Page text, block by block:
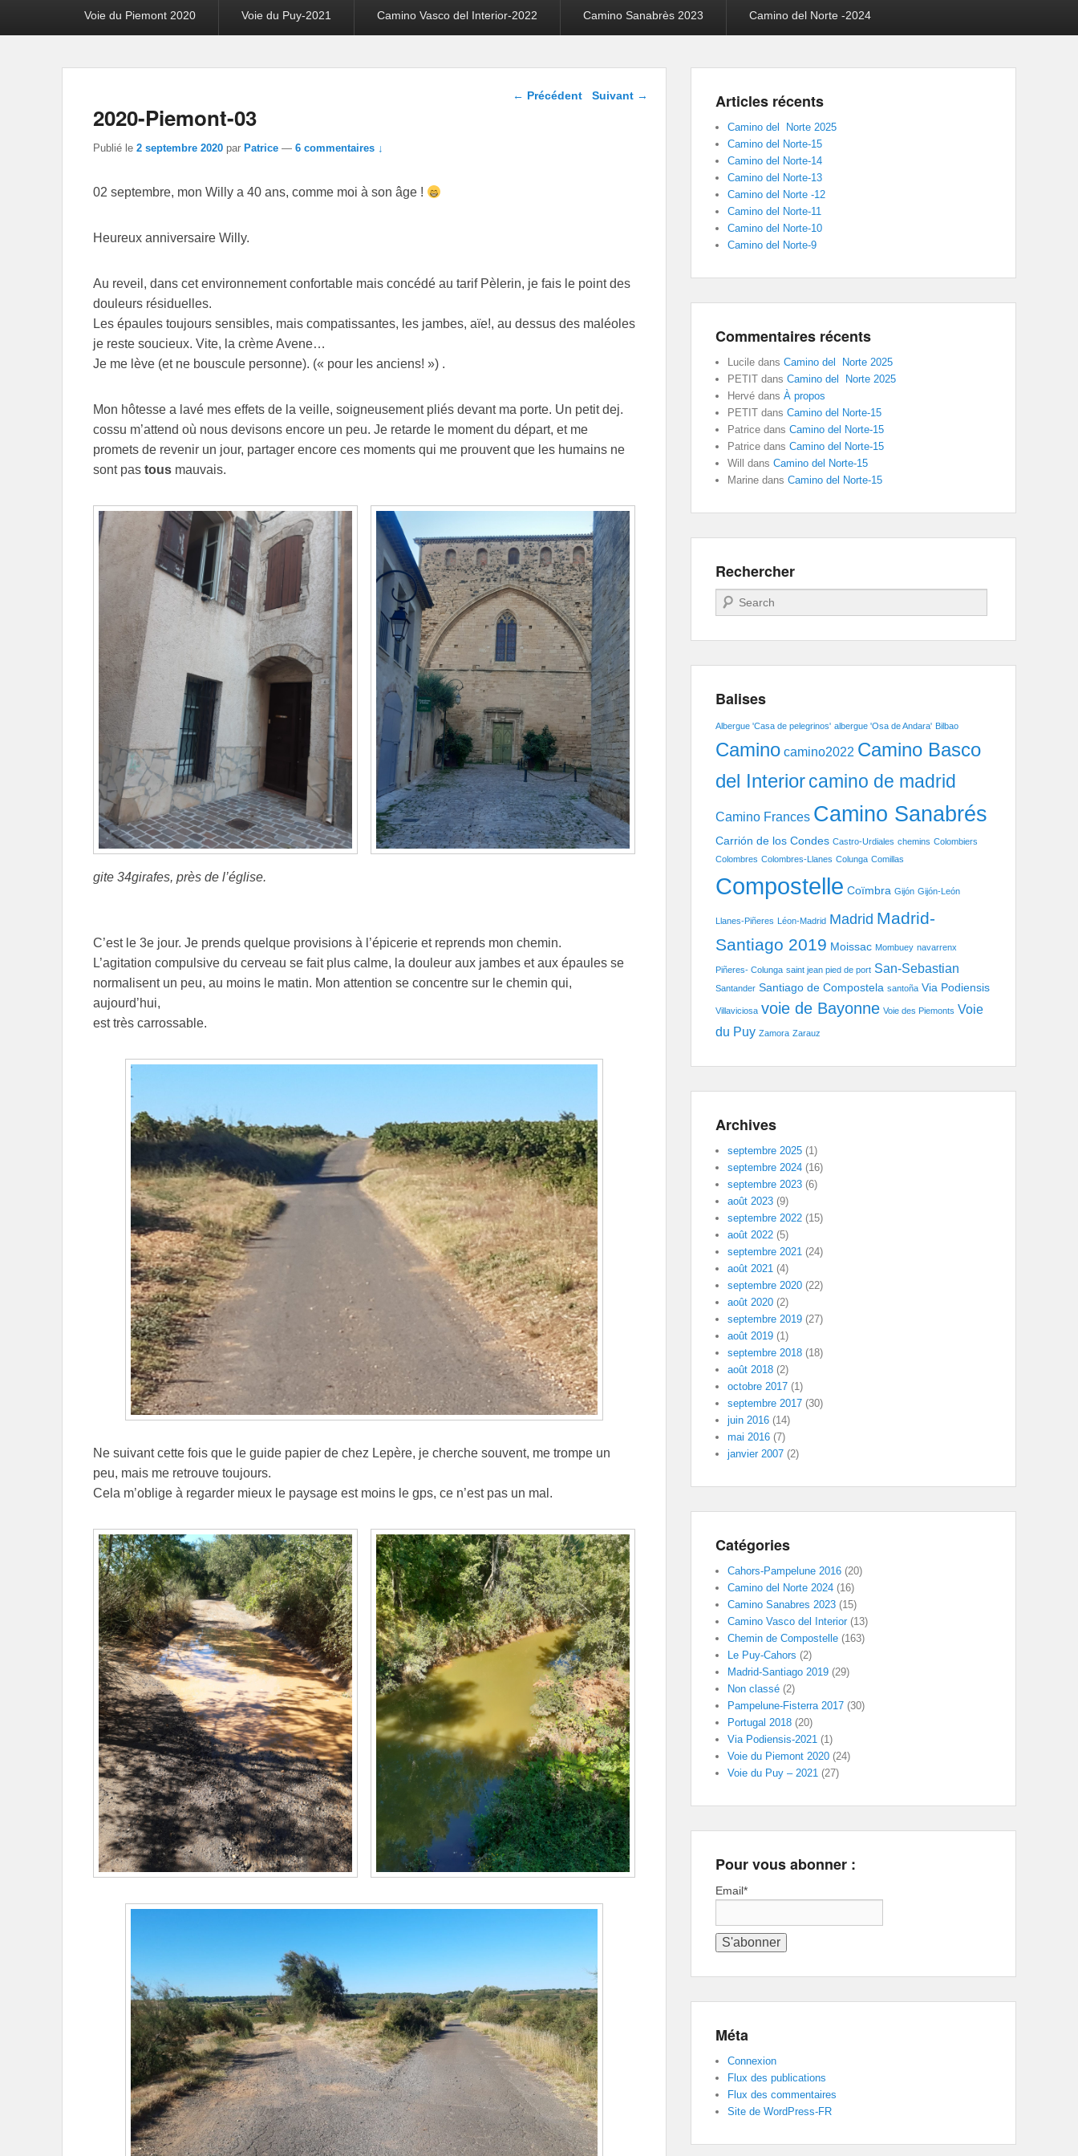
Voie du Piemont 2020 Voie du Puy-2021 Camino Vasco del Interior-2022 Camino Sanabrès 2023 Camino del Norte -2024
Navigation dans les
← Précédent Suivant →
2020-Piemont-03
Publié le 2 septembre 2020 par Patrice — 6 commentaires ↓
02 septembre, mon Willy a 40 ans, comme moi à son âge !
Heureux anniversaire Willy.
Au reveil, dans cet environnement confortable mais concédé au tarif Pèlerin, je fais le point des
douleurs résiduelles.
Les épaules toujours sensibles, mais compatissantes, les jambes, aïe!, au dessus des maléoles
je reste soucieux. Vite, la crème Avene…
Je me lève (et ne bouscule personne). (« pour les anciens! ») .
Mon hôtesse a lavé mes effets de la veille, soigneusement pliés devant ma porte. Un petit dej.
cossu m’attend où nous devisons encore un peu. Je retarde le moment du départ, et me
promets de revenir un jour, partager encore ces moments qui me prouvent que les humains ne
sont pas tous mauvais.
gite 34girafes, près de l’église.
C’est le 3e jour. Je prends quelque provisions à l’épicerie et reprends mon chemin.
L’agitation compulsive du cerveau se fait plus calme, la douleur aux jambes et aux épaules se
normalisent un peu, au moins le matin. Mon attention se concentre sur le chemin qui,
aujourd’hui,
est très carrossable.
Ne suivant cette fois que le guide papier de chez Lepère, je cherche souvent, me trompe un
peu, mais me retrouve toujours.
Cela m’oblige à regarder mieux le paysage est moins le gps, ce n’est pas un mal.
Articles récents
Camino del Norte 2025
Camino del Norte-15
Camino del Norte-14
Camino del Norte-13
Camino del Norte -12
Camino del Norte-11
Camino del Norte-10
Camino del Norte-9
Commentaires récents
Lucile dans Camino del Norte 2025
PETIT dans Camino del Norte 2025
Hervé dans À propos
PETIT dans Camino del Norte-15
Patrice dans Camino del Norte-15
Patrice dans Camino del Norte-15
Will
dans Camino del Norte-15
Marine dans Camino del Norte-15
Rechercher
Recherche
Balises
Albergue 'Casa de pelegrinos' albergue 'Osa de Andara' Bilbao
Camino camino2022 Camino Basco
del Interiorcamino de madrid
Camino Frances Camino Sanabrés
Carrión de los Condes Castro-Urdiales chemins Colombiers
Colombres Colombres-Llanes Colunga Comillas
Compostelle Coïmbra Gijón Gijón-León
Llanes-Piñeres Léon-Madrid Madrid Madrid-
Santiago 2019 Moissac Mombuey navarrenx
Piñeres- Colunga saint jean pied de port San-Sebastian
Santander Santiago de Compostela santoña Via Podiensis
Villaviciosa voie de Bayonne Voie des Piemonts Voie
du Puy Zamora Zarauz
Archives
septembre 2025 (1)
septembre 2024 (16)
septembre 2023 (6)
août 2023 (9)
septembre 2022 (15)
août 2022 (5)
septembre 2021 (24)
août 2021 (4)
septembre 2020 (22)
août 2020 (2)
septembre 2019 (27)
août 2019 (1)
septembre 2018 (18)
août 2018 (2)
octobre 2017 (1)
septembre 2017 (30)
juin 2016 (14)
mai 2016 (7)
janvier 2007 (2)
Catégories
Cahors-Pampelune 2016 (20)
Camino del Norte 2024 (16)
Camino Sanabres 2023 (15)
Camino Vasco del Interior(13)
Chemin de Compostelle (163)
Le Puy-Cahors (2)
Madrid-Santiago 2019 (29)
Non classé (2)
Pampelune-Fisterra 2017 (30)
Portugal 2018 (20)
Via Podiensis-2021 (1)
Voie du Piemont 2020 (24)
Voie du Puy – 2021 (27)
Pour vous abonner :
Email*
Méta
Connexion
Flux des publications
Flux des commentaires
Site de WordPress-FR